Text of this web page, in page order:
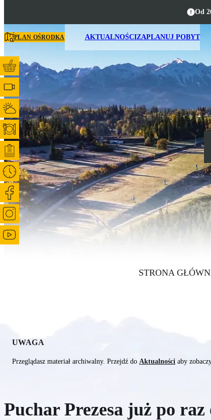
Od
PLAN OŚRODKA AKTUALNOŚCIZAPLANUJ POBYT
STRONA
UWAGA
Przeglądasz materiał archiwalny. Przejdź do Aktualności aby
Puchar Prezesa już po